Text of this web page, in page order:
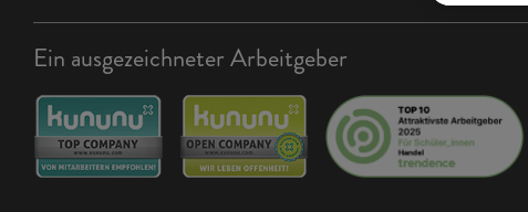
Ein ausgezeichneter Arbeitgeber